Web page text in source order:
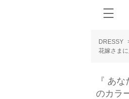
DRESSY
花嫁さま
『 あ
のカラ